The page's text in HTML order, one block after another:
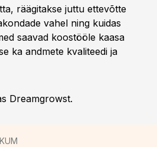
räägitakse juttu ettevõtte
vahel ning kuidas
saavad koostööle kaasa
ka andmete kvaliteedi ja
Dreamgrowst.